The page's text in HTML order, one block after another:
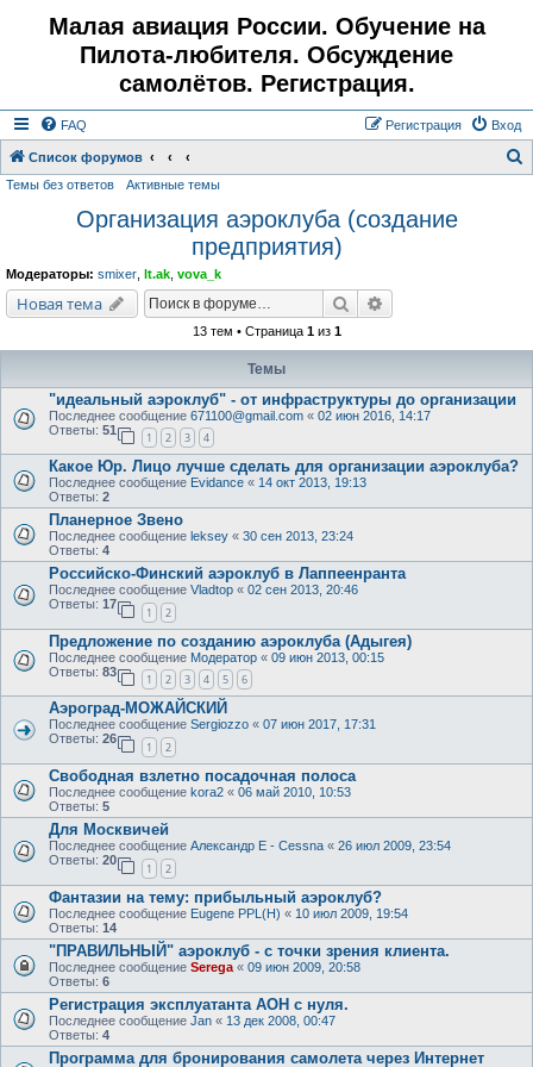
Малая авиация России. Обучение на
Пилота-любителя. Обсуждение
самолётов. Регистрация.
FAQ Вход
Регистрация
Список форумов
Темы без ответов Активные темы
Организация аэроклуба (создание
предприятия)
Модераторы: smixer lt.ak vova_k
Новая тема Поиск
13 тем • Страница 1из 1
Темы
"идеальный аэроклуб" - от инфраструктуры до организации
Последнее сообщение 671100@gmail.com « 02 июн 2016, 14:17
Ответы: 51
1 2 3 4
Какое Юр. Лицо лучше сделать для организации аэроклуба?
Последнее сообщение Evidance « 14 окт 2013, 19:13
Ответы: 2
Планерное Звено
Последнее сообщение leksey « 30 сен 2013, 23:24
Ответы: 4
Российско-Финский аэроклуб в Лаппеенранта
Последнее сообщение Vladtop « 02 сен 2013, 20:46
Ответы: 17
1 2
Предложение по созданию аэроклуба (Адыгея)
Последнее сообщение Модератор « 09 июн 2013, 00:15
Ответы: 83
1 2 3 4 5 6
Аэроград-МОЖАЙСКИЙ
Последнее сообщение Sergiozzo « 07 июн 2017, 17:31
Ответы: 26
1 2
Свободная взлетно посадочная полоса
Последнее сообщение kora2 « 06 май 2010, 10:53
Ответы: 5
Для Москвичей
Последнее сообщение Александр E - Cessna « 26 июл 2009, 23:54
Ответы: 20
1 2
Фантазии на тему: прибыльный аэроклуб?
Последнее сообщение Eugene PPL(H) « 10 июл 2009, 19:54
Ответы: 14
"ПРАВИЛЬНЫЙ" аэроклуб - с точки зрения клиента.
Последнее сообщение Serega « 09 июн 2009, 20:58
Ответы: 6
Регистрация эксплуатанта АОН с нуля.
Последнее сообщение Jan « 13 дек 2008, 00:47
Ответы: 4
Программа для бронирования самолета через Интернет